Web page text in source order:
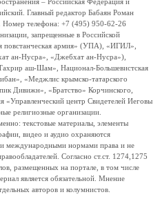
– Российская Федерация и
Главный редактор Бабаян Роман
телефона: +7 (495) 950-62-26
запрещенные в Российской
повстанческая армия» (УПА), «ИГИЛ»,
ан-Нусра», «Джебхат ан-Нусра»),
аш-Шам», Национал-Большевистская
«Меджлис крымско-татарского
Дивижн», «Братство» Корчинского,
«Управленческий центр Свидетелей Иеговы
религиозные организации.
текстовые материалы, элементы
видео и аудио охраняются
и международными нормами права и не
Согласно ст.ст. 1274,1275
размещенных на портале, в том числе
является обязательной. Мнение
авторов и колумнистов.